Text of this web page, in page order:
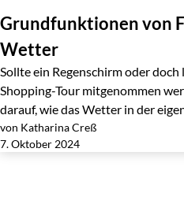
Grundfunktionen von
Wetter
Sollte ein Regenschirm oder
Shopping-Tour mitgenommen
darauf, wie das Wetter in der
von Katharina Creß
7. Oktober 2024